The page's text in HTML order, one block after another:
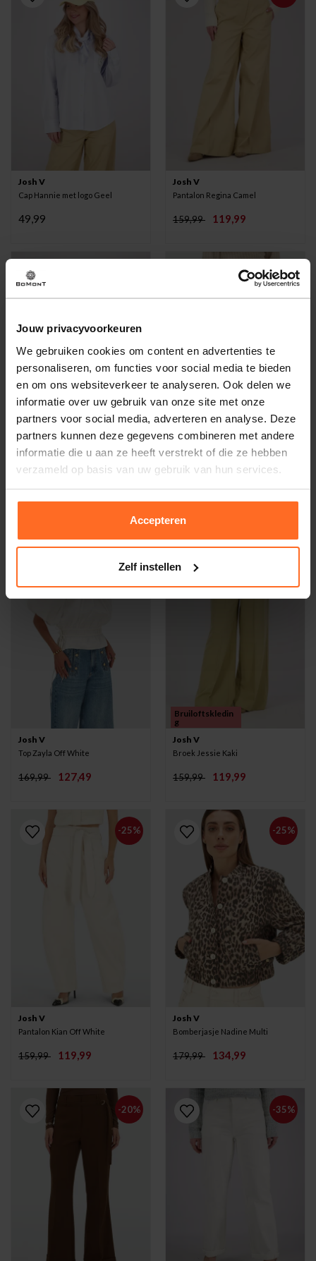
Jouw privacyvoorkeuren
We gebruiken cookies om content en advertenties te
personaliseren, om functies voor social media te bieden
en om ons websiteverkeer te analyseren. Ook delen we
informatie over uw gebruik van onze site met onze
partners voor social media, adverteren en analyse. Deze
partners kunnen deze gegevens combineren met andere
informatie die u aan ze heeft verstrekt of die ze hebben
verzameld op basis van uw gebruik van hun services.
Accepteren
Zelf instellen
Josh V
Cap Hannie met logo Geel
49,99
Josh V
Pantalon Regina Camel
159,99 119,99
Jumpsuit Geel
-25%
Bruiloftskledin
Pantalon Odessa Beige
-25%
Josh V
Top Zayla Off White
169,99 127,49
-25%
Bruiloftskledin
g
Josh V
Broek Jessie Kaki
159,99 119,99
-25%
Josh V
Pantalon Kian Off White
159,99 119,99
-25%
Josh V
Bomberjasje Nadine Multi
179,99 134,99
-20% -35%